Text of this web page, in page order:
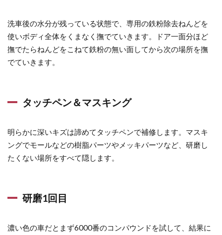
洗車後の水分が残っている状態で、専用の鉄粉除去ねんどを
使いボディ全体をくまなく撫でていきます。ドア一面分ほど
撫でたらねんどをこねて鉄粉の無い面してから次の場所を撫
でていきます。
タッチペン＆マスキング
明らかに深いキズは諦めてタッチペンで補修します。マスキ
ングでモールなどの樹脂パーツやメッキパーツなど、研磨し
たくない場所をすべて隠します。
研磨1回目
濃い色の車だとまず6000番のコンパウンドを試して、結果に